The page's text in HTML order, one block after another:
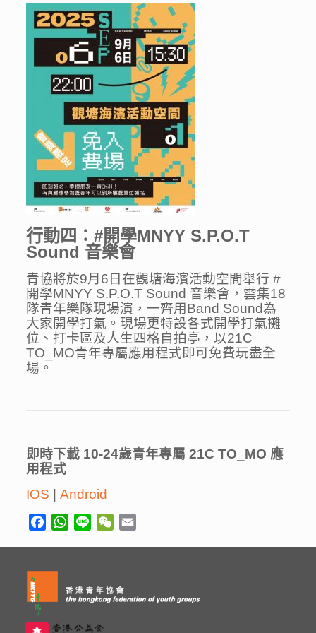
行動四：#開學MNYY S.P.O.T
Sound 音樂會
青協將於9月6日在觀塘海濱活動空間舉行 #
開學MNYY S.P.O.T Sound 音樂會，雲集18
隊青年樂隊現場演，一齊用Band Sound為
大家開學打氣。現場更特設各式開學打氣攤
位、打卡區及人生四格自拍亭，以21C
TO_MO青年專屬應用程式即可免費玩盡全
場。
即時下載 10-24歲青年專屬21C TO_MO 應
用程式
IOS |Android
FacebookWhatsApp
Line WeChat